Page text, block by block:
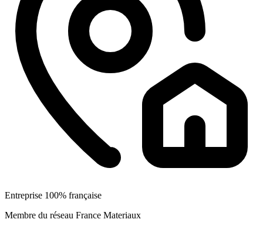
Entreprise 100% française
Membre du réseau France Materiaux